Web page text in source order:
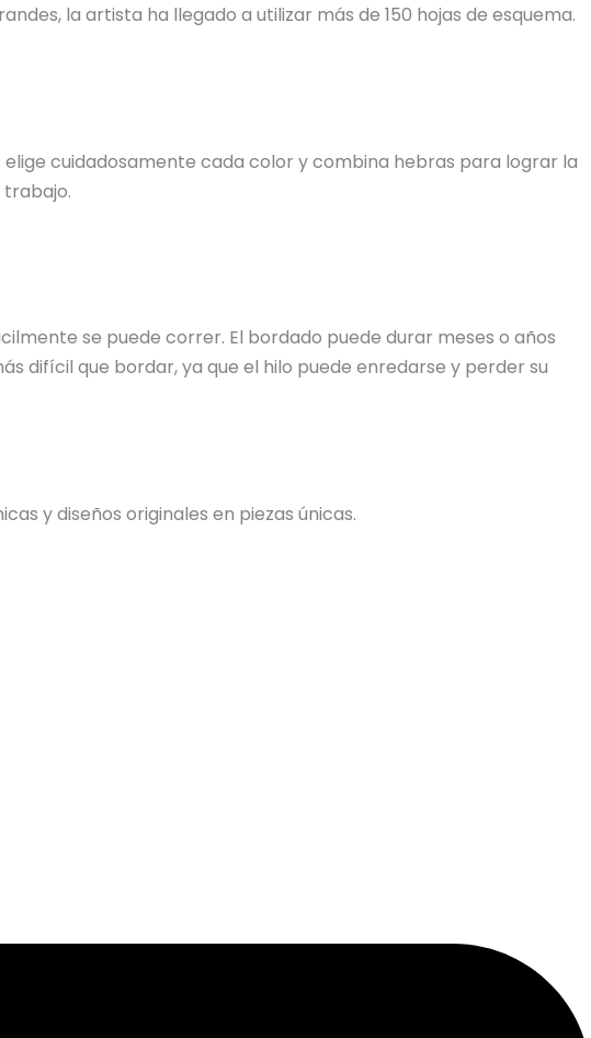
la artista ha llegado a utilizar más de 150 hojas de esquema.
cuidadosamente cada color y combina hebras para lograr la
trabajo.
se puede correr. El bordado puede durar meses o años
difícil que bordar, ya que el hilo puede enredarse y perder su
y diseños originales en piezas únicas.